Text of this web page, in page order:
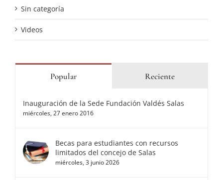
Sin categoría
Videos
Popular Reciente
Inauguración de la Sede Fundación Valdés Salas
miércoles, 27 enero 2016
Becas para estudiantes con recursos
limitados del concejo de Salas
miércoles, 3 junio 2026